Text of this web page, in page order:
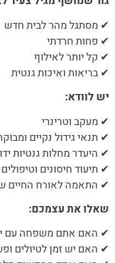
✔ מסתגל מהר לבית חדש
✔ פחות חרדתי
✔ קל יותר לאילוף
✔ בריאות ואיכות גנטית
יש לוודא:
✔ מעקב וטרינרי
✔ תנאי גידול נקיים
✔ היעדר מחלות גנטיות
✔ תיעוד חיסונים וטיפולים
✔ התאמה לאורח החיים
שאלו את עצמכם:
✔ האם אתם משפחה עם
✔ האם יש זמן לטיולים